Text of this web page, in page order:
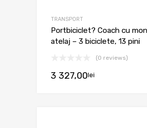
TRANSPORT
Portbiciclet? Coach cu
atelaj – 3 biciclete, 13 pini
(0 reviews)
3 327,00lei